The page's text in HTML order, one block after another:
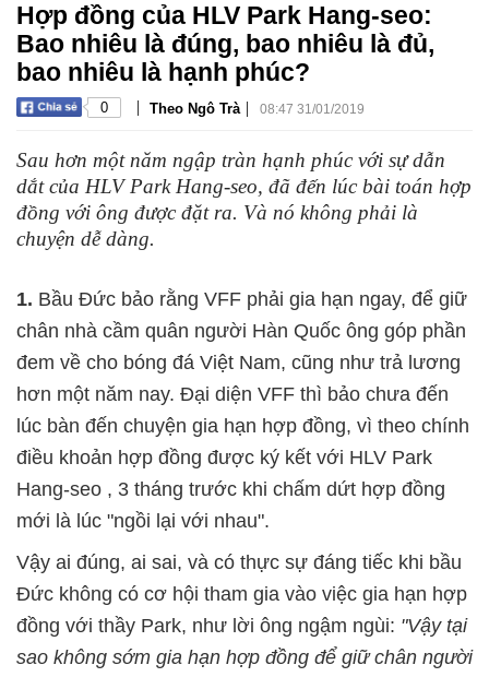
Hợp đồng của HLV Park Hang-seo:
Bao nhiêu là đúng, bao nhiêu là đủ,
bao nhiêu là hạnh phúc?
0 | Theo Ngô Trà | 08:47 31/01/2019
Sau hơn một năm ngập tràn hạnh phúc với sự dẫn
dắt của HLV Park Hang-seo, đã đến lúc bài toán hợp
đồng với ông được đặt ra. Và nó không phải là
chuyện dễ dàng.
1. Bầu Đức bảo rằng VFF phải gia hạn ngay, để giữ
chân nhà cầm quân người Hàn Quốc ông góp phần
đem về cho bóng đá Việt Nam, cũng như trả lương
hơn một năm nay. Đại diện VFF thì bảo chưa đến
lúc bàn đến chuyện gia hạn hợp đồng, vì theo chính
điều khoản hợp đồng được ký kết với HLV Park
Hang-seo , 3 tháng trước khi chấm dứt hợp đồng
mới là lúc "ngồi lại với nhau".
Vậy ai đúng, ai sai, và có thực sự đáng tiếc khi bầu
Đức không có cơ hội tham gia vào việc gia hạn hợp
đồng với thầy Park, như lời ông ngậm ngùi: "Vậy tại
sao không sớm gia hạn hợp đồng để giữ chân người